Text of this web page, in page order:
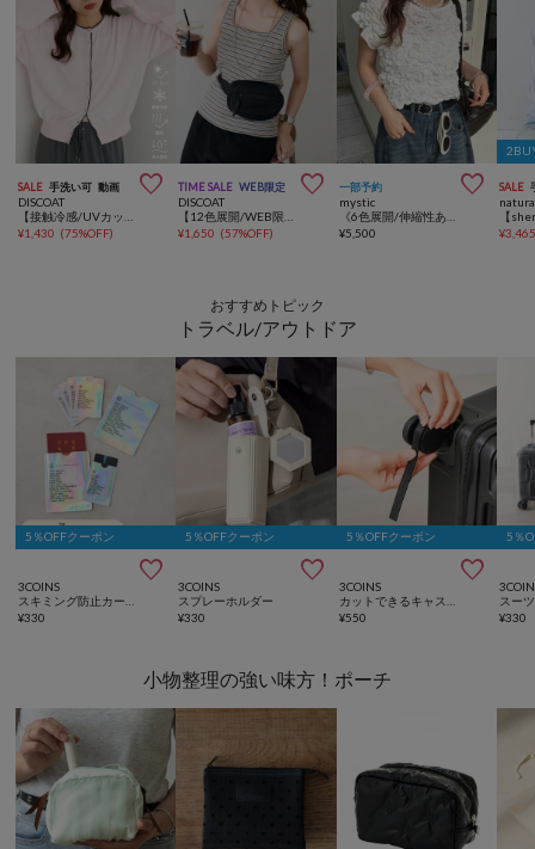
SALE 手洗い可 動画 
DISCOAT
¥1,430 (75%OFF)
TIME SALE WEB限定 
DISCOAT
¥1,650 (57%OFF)
一部予約 
mystic
¥5,500
SALE
¥
おすすめトピック
トラベル/アウトドア
5％OFFクーポン

3COINS
¥330
5％OFFクーポン

3COINS
スプレーホルダー
¥330
5％OFFクーポン

3COINS
¥550
5％
¥330
小物整理の強い味方！ポーチ